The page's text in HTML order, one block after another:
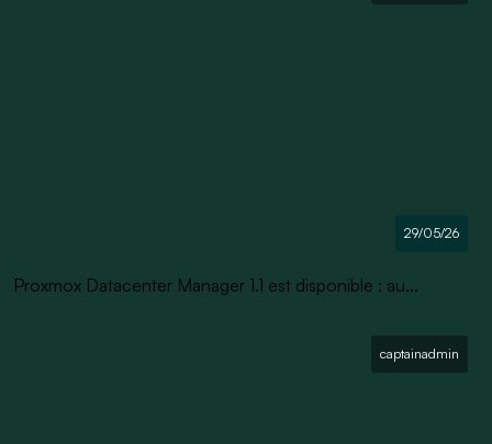
29/05/26
Proxmox Datacenter Manager 1.1 est disponible : au...
captainadmin